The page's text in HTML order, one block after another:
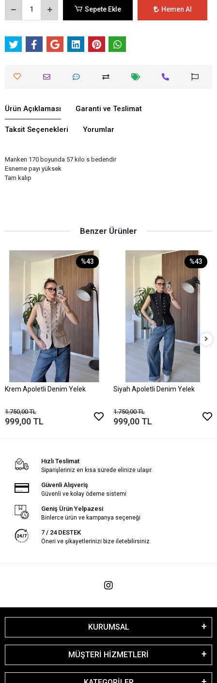
Sepete Ekle Hemen Al
Ürün Açıklaması Garanti ve Teslimat
Taksit Seçenekleri Yorumlar
Manken 170 boyunda 57 kilo s bedendir
Esneme payı yüksek
Tam kalıp
Benzer Ürünler
%43
Krem Apoletli Denim Yelek
1.750,00 TL
999,00 TL
%43
Siyah Apoletli Denim Yelek
1.750,00 TL
999,00 TL
Hızlı Teslimat
Siparişleriniz en kısa sürede elinize ulaşır.
Güvenli Alışveriş
Güvenli ve kolay ödeme sistemi
Geniş Ürün Yelpazesi
Binlerce ürün ve kampanya seçeneği
7 / 24 DESTEK
Öneri ve şikayetlerinizi bize iletebilirsiniz.
KURUMSAL
MÜŞTERİ HİZMETLERİ